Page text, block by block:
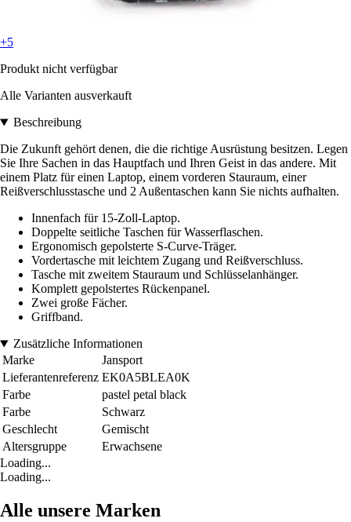
+5
Produkt nicht verfügbar
Alle Varianten ausverkauft
Beschreibung
Die Zukunft gehört denen, die die richtige Ausrüstung besitzen. Legen
Sie Ihre Sachen in das Hauptfach und Ihren Geist in das andere. Mit
einem Platz für einen Laptop, einem vorderen Stauraum, einer
Reißverschlusstasche und 2 Außentaschen kann Sie nichts aufhalten.
Innenfach für 15-Zoll-Laptop.
Doppelte seitliche Taschen für Wasserflaschen.
Ergonomisch gepolsterte S-Curve-Träger.
Vordertasche mit leichtem Zugang und Reißverschluss.
Tasche mit zweitem Stauraum und Schlüsselanhänger.
Komplett gepolstertes Rückenpanel.
Zwei große Fächer.
Griffband.
Zusätzliche Informationen
Marke
Jansport
Lieferantenreferenz EK0A5BLEA0K
Farbe
pastel petal black
Farbe
Schwarz
Geschlecht
Gemischt
Altersgruppe
Erwachsene
Loading...
Loading...
Alle unsere Marken